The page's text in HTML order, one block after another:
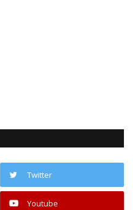
Twitter
Youtube